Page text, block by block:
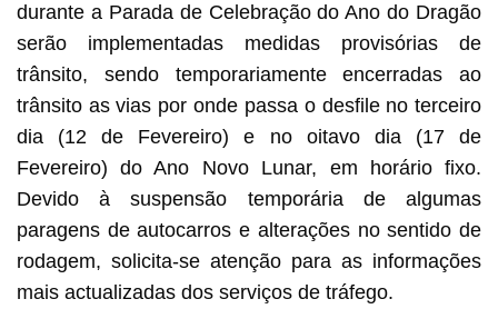
durante a Parada de Celebração do Ano do Dragão
serão implementadas medidas provisórias de
trânsito, sendo temporariamente encerradas ao
trânsito as vias por onde passa o desfile no terceiro
dia (12 de Fevereiro) e no oitavo dia (17 de
Fevereiro) do Ano Novo Lunar, em horário fixo.
Devido à suspensão temporária de algumas
paragens de autocarros e alterações no sentido de
rodagem, solicita-se atenção para as informações
mais actualizadas dos serviços de tráfego.